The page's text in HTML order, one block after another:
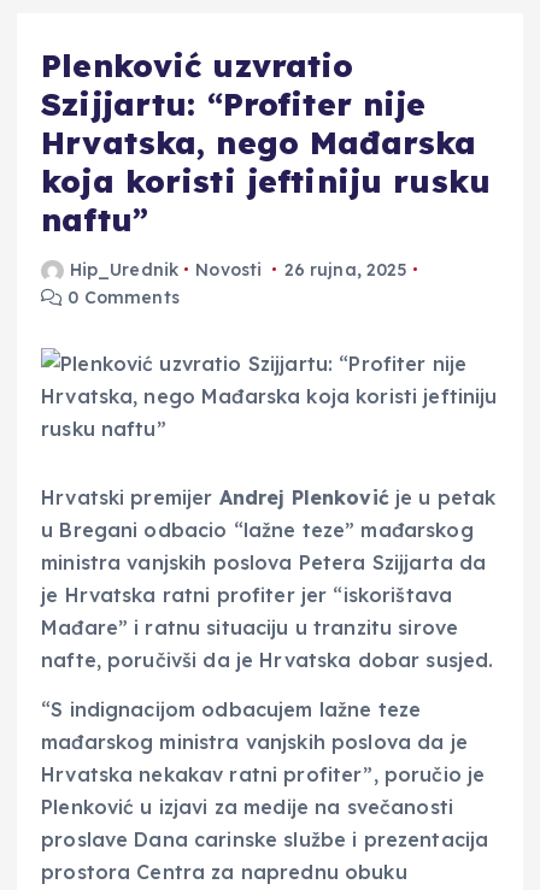
Plenković uzvratio
Szijjartu: “Profiter nije
Hrvatska, nego Mađarska
koja koristi jeftiniju rusku
naftu”
Hip_Urednik Novosti
26 rujna, 2025
0 Comments
Hrvatski premijer Andrej Plenkovićje u petak
u Bregani odbacio “lažne teze” mađarskog
ministra vanjskih poslova Petera Szijjarta da
je Hrvatska ratni profiter jer “iskorištava
Mađare” i ratnu situaciju u tranzitu sirove
nafte, poručivši da je Hrvatska dobar susjed.
“S indignacijom odbacujem lažne teze
mađarskog ministra vanjskih poslova da je
Hrvatska nekakav ratni profiter”, poručio je
Plenković u izjavi za medije na svečanosti
proslave Dana carinske službe i prezentacija
prostora Centra za naprednu obuku